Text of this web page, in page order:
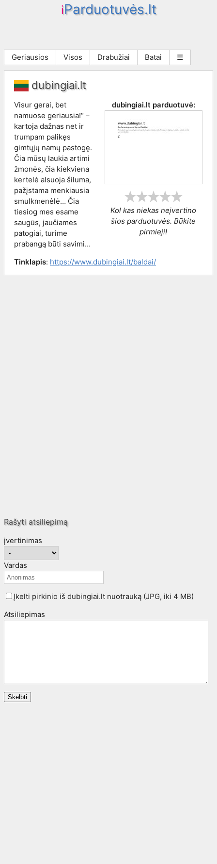
iParduotuvės.lt
Geriausios Visos Drabužiai Batai ☰
dubingiai.lt
dubingiai.lt parduotuvė:
Kol kas niekas neįvertino
šios parduotuvės. Būkite
pirmieji!
Visur gerai, bet
namuose geriausia!“ –
kartoja dažnas net ir
trumpam palikęs
gimtųjų namų pastogę.
Čia mūsų laukia artimi
žmonės, čia kiekviena
kertelė alsuoja šiluma,
pažįstama menkiausia
smulkmenėlė… Čia
tiesiog mes esame
saugūs, jaučiamės
patogiai, turime
prabangą būti savimi…
Tinklapis: https://www.dubingiai.lt/baldai/
Rašyti atsiliepimą
įvertinimas
Vardas
Įkelti pirkinio iš dubingiai.lt nuotrauką (JPG, iki 4 MB)
Atsiliepimas